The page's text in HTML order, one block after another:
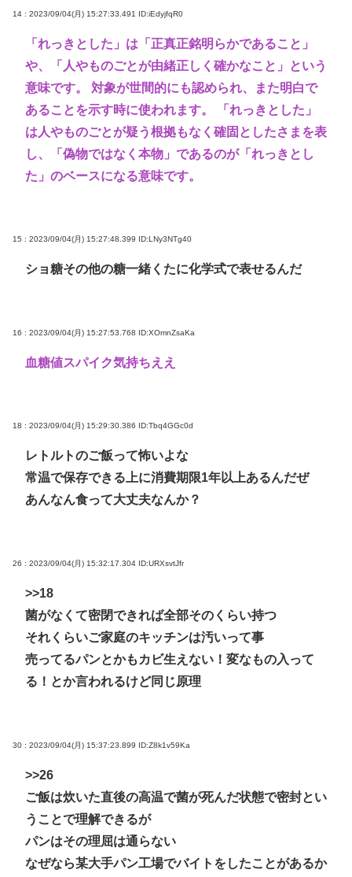
14 : 2023/09/04(月) 15:27:33.491 ID:iEdyjfqR0
「れっきとした」は「正真正銘明らかであること」
や、「人やものごとが由緒正しく確かなこと」という
意味です。 対象が世間的にも認められ、また明白で
あることを示す時に使われます。 「れっきとした」
は人やものごとが疑う根拠もなく確固としたさまを表
し、「偽物ではなく本物」であるのが「れっきとし
た」のベースになる意味です。
15 : 2023/09/04(月) 15:27:48.399 ID:LNy3NTg40
ショ糖その他の糖一緒くたに化学式で表せるんだ
16 : 2023/09/04(月) 15:27:53.768 ID:XOmnZsaKa
血糖値スパイク気持ちええ
18 : 2023/09/04(月) 15:29:30.386 ID:Tbq4GGc0d
レトルトのご飯って怖いよな
常温で保存できる上に消費期限1年以上あるんだぜ
あんなん食って大丈夫なんか？
26 : 2023/09/04(月) 15:32:17.304 ID:URXsvtJfr
>>18
菌がなくて密閉できれば全部そのくらい持つ
それくらいご家庭のキッチンは汚いって事
売ってるパンとかもカビ生えない！変なもの入って
る！とか言われるけど同じ原理
30 : 2023/09/04(月) 15:37:23.899 ID:Z8k1v59Ka
>>26
ご飯は炊いた直後の高温で菌が死んだ状態で密封とい
うことで理解できるが
パンはその理屈は通らない
なぜなら某大手パン工場でバイトをしたことがあるか